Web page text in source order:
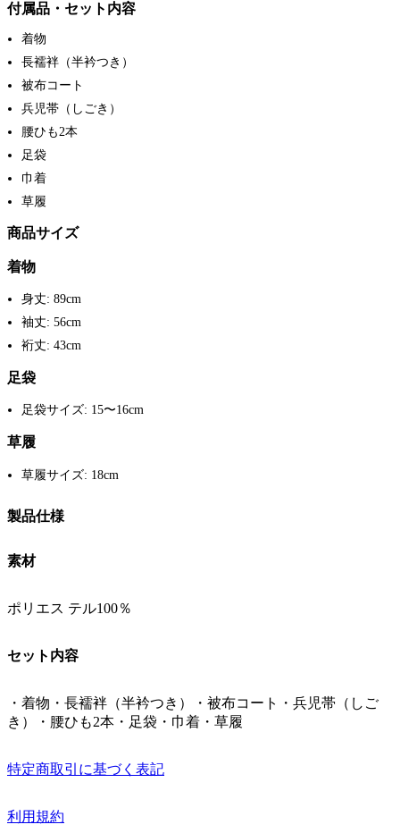
付属品・セット内容
着物
長襦袢（半衿つき）
被布コート
兵児帯（しごき）
腰ひも2本
足袋
巾着
草履
商品サイズ
着物
身丈: 89cm
袖丈: 56cm
裄丈: 43cm
足袋
足袋サイズ: 15〜16cm
草履
草履サイズ: 18cm
製品仕様
素材
ポリエス テル100％
セット内容
・着物・長襦袢（半衿つき）・被布コート・兵児帯（しご
き）・腰ひも2本・足袋・巾着・草履
特定商取引に基づく表記
利用規約